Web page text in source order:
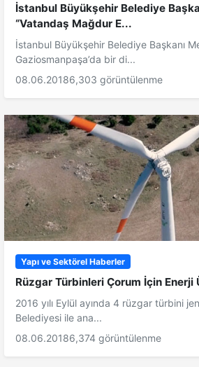
İstanbul Büyükşehir Belediye
“Vatandaş Mağdur E...
İstanbul Büyükşehir Belediye Başkanı
Gaziosmanpaşa’da bir di...
08.06.20186,303 görüntülenme
Yapı ve Sektörel Haberler
Rüzgar Türbinleri Çorum İçin Enerji
2016 yılı Eylül ayında 4 rüzgar türbini
Belediyesi ile ana...
08.06.20186,374 görüntülenme